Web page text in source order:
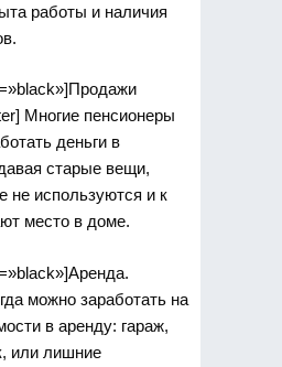
работы и наличия
Многие пенсионеры
деньги в
старые вещи,
не используются и к
место в доме.
можно заработать на
в аренду: гараж,
или лишние